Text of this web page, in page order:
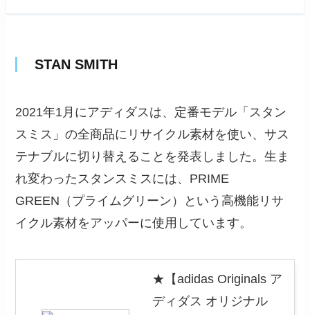
STAN SMITH
2021年1月にアディダスは、定番モデル「スタン
スミス」の全商品にリサイクル素材を使い、サス
テナブルに切り替えることを発表しました。生ま
れ変わったスタンスミスには、PRIME
GREEN（プライムグリーン）という高機能リサ
イクル素材をアッパーに使用しています。
★【adidas Originals ア
ディダス オリジナル